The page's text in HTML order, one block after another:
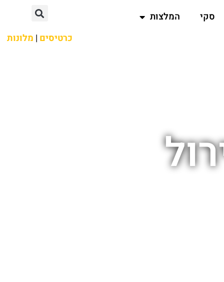
סקי
המלצות
כרטיסים | מלונות